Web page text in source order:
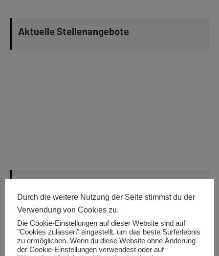
Aktuelle Stellenangebote
MONTAG – FREITAG 8.00 – 16.00
Durch die weitere Nutzung der Seite stimmst du der
Verwendung von Cookies zu.
Die Cookie-Einstellungen auf dieser Website sind auf
"Cookies zulassen" eingestellt, um das beste Surferlebnis
zu ermöglichen. Wenn du diese Website ohne Änderung
der Cookie-Einstellungen verwendest oder auf